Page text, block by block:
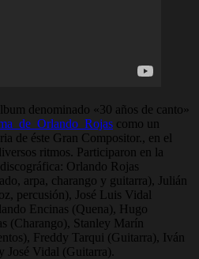
denominado «30 años de canto»
como un
de éste Gran Compositor., en el
ritmos. Participaron en la
Orlando Rojas
arpa, charango y guitarra), Julián
percusión), José Luis Vidal
Encinas (Quena), Hugo
(Charango), Stanley Marín
Freddy Tarqui (Guitarra), Iván
José Vidal (Guitarra).